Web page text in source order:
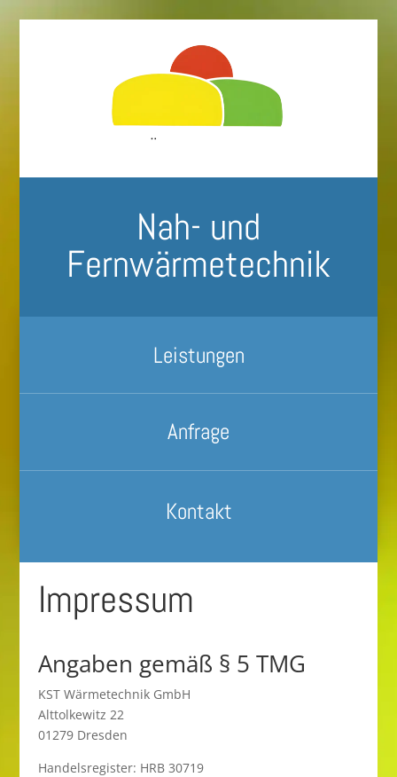
Nah- und
Fernwärmetechnik
Leistungen
Anfrage
Kontakt
Impressum
Angaben gemäß § 5 TMG
KST Wärmetechnik GmbH
Alttolkewitz 22
01279 Dresden
Handelsregister: HRB 30719